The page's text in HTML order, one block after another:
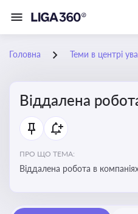
Головна Теми в центрі
Віддалена
ПРО ЩО ТЕМА:
Віддалена робота в компаніях: правові особливості,